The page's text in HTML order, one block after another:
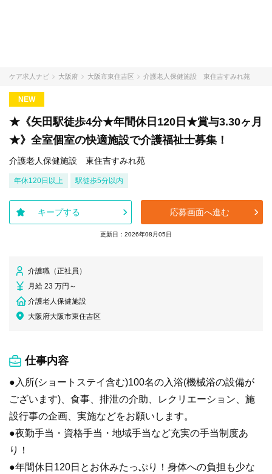
ケア求人ナビ 大阪府 大阪市東住吉区 介護老人保健施設 東住吉すみれ苑
NEW
★《矢田駅徒歩4分★年間休日120日★賞与3.30ヶ月
★》全室個室の快適施設で介護福祉士募集！
介護老人保健施設 東住吉すみれ苑
年休120日以上 駅徒歩5分以内
キープする 応募画面へ進む
更新日：2026年08月05日
介護職（正社員）
月給 23 万円～
介護老人保健施設
大阪府大阪市東住吉区
仕事内容
●入所(ショートステイ含む)100名の入浴(機械浴の設備が
ございます)、食事、排泄の介助、レクリエーション、施
設行事の企画、実施などをお願いします。
●夜勤手当・資格手当・地域手当など充実の手当制度あ
り！
●年間休日120日とお休みたっぷり！身体への負担も少な